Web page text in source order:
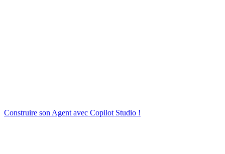
Construire son Agent avec Copilot Studio !